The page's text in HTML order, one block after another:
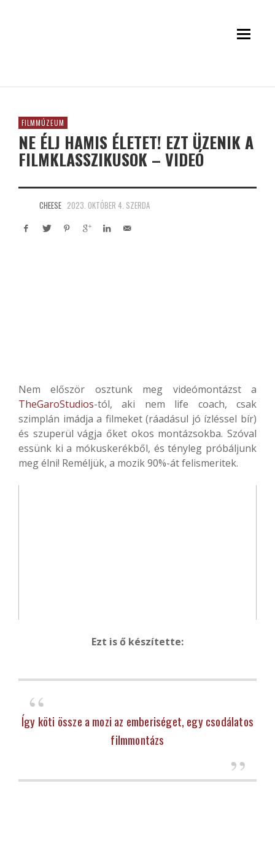
FILMMÚZEUM
NE ÉLJ HAMIS ÉLETET! EZT ÜZENIK A
FILMKLASSZIKUSOK – VIDEÓ
CHEESE 2023. OKTÓBER 4. SZERDA
Nem először osztunk meg videómontázst a
TheGaroStudios-tól, aki nem life coach, csak
szimplán imádja a filmeket (ráadásul jó ízléssel bír)
és szuperül vágja őket okos montázsokba. Szóval
essünk ki a mókuskerékből, és tényleg próbáljunk
meg élni! Reméljük, a mozik 90%-át felismeritek.
Ezt is ő készítette:
Így köti össze a mozi az emberiséget, egy csodálatos
filmmontázs